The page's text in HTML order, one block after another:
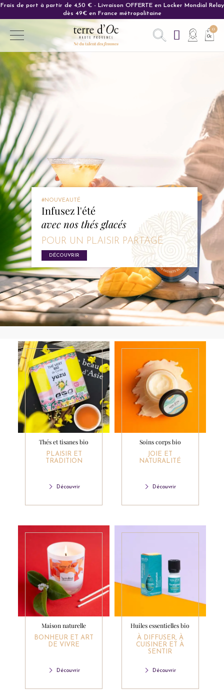
Carte cadeau : L'idée cadeau parfaite pour ravir vos proches.
Thés et tisanes bio
PLAISIR ET
TRADITION
Découvrir
Soins corps bio
JOIE ET
NATURALITÉ
Découvrir
Maison naturelle
BONHEUR ET ART
DE VIVRE
Découvrir
Huiles essentielles bio
À DIFFUSER, À
CUISINER ET À
SENTIR
Découvrir
#NOUVEAUTÉ
Infusez l'été
avec nos thés glacés
POUR UN PLAISIR PARTAGÉ
DÉCOUVRIR